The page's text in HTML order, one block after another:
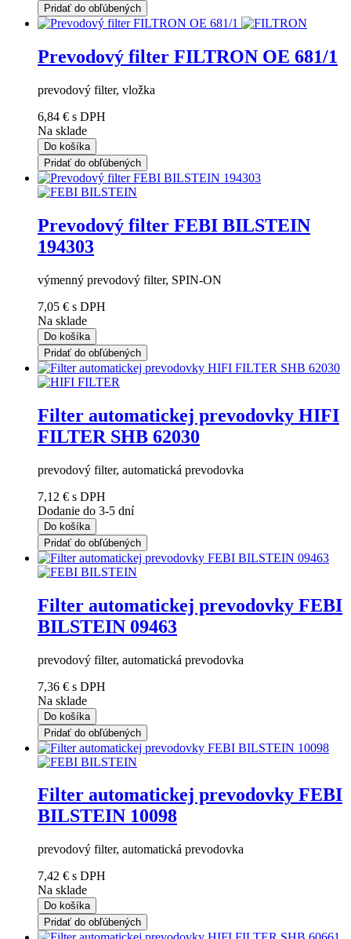
Pridať do obľúbených
Prevodový filter FILTRON OE 681/1
prevodový filter, vložka
6,84 € s DPH
Na sklade
Do košíka
Pridať do obľúbených
Prevodový filter FEBI BILSTEIN
194303
výmenný prevodový filter, SPIN-ON
7,05 € s DPH
Na sklade
Do košíka
Pridať do obľúbených
Filter automatickej prevodovky HIFI
FILTER SHB 62030
prevodový filter, automatická prevodovka
7,12 € s DPH
Dodanie do 3-5 dní
Do košíka
Pridať do obľúbených
Filter automatickej prevodovky FEBI
BILSTEIN 09463
prevodový filter, automatická prevodovka
7,36 € s DPH
Na sklade
Do košíka
Pridať do obľúbených
Filter automatickej prevodovky FEBI
BILSTEIN 10098
prevodový filter, automatická prevodovka
7,42 € s DPH
Na sklade
Do košíka
Pridať do obľúbených